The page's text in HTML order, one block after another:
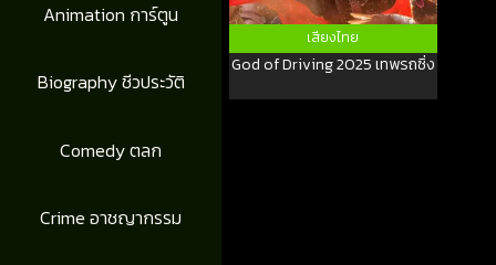
Animation การ์ตูน
Biography ชีวประวัติ
Comedy ตลก
Crime อาชญากรรม
เสียงไทย
God of Driving 2025 เทพรถซิ่ง